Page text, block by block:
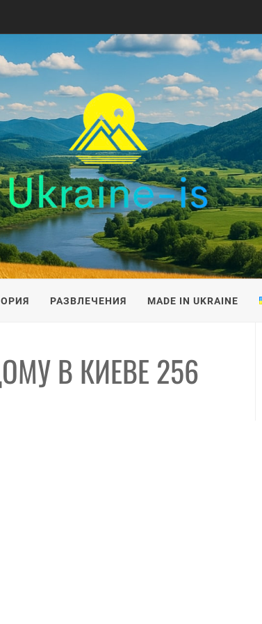
РАЗВЛЕЧЕНИЯ MADE IN UKRAINE
В КИЕВЕ 256